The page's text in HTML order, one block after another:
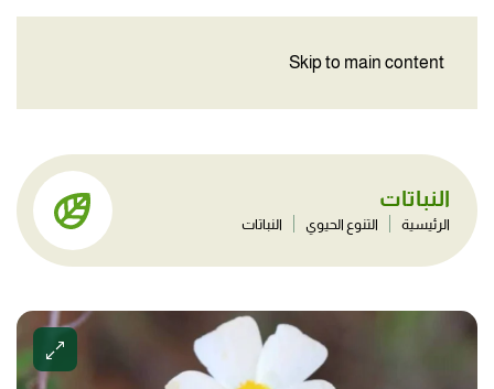
Skip to main content
النباتات
الرئيسية التنوع الحيوي النباتات